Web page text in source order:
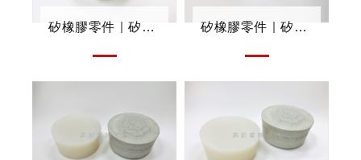
矽橡膠零件｜矽膠塞 矽橡膠零件｜矽膠塞